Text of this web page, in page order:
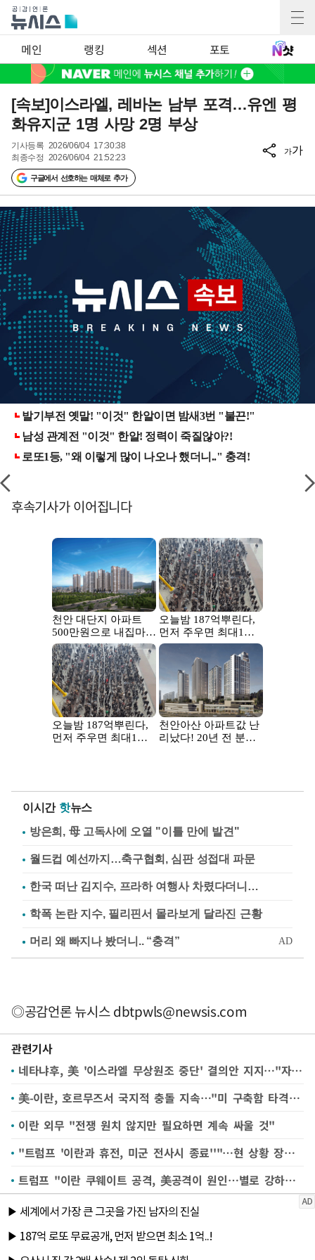
메인 랭킹 섹션 포토
[속보]이스라엘, 레바논 남부 포격…유엔 평
화유지군 1명 사망 2명 부상
기사등록 2026/06/04 17:30:38
최종수정 2026/06/04 21:52:23
구글에서 선호하는 매체로 추가
가가
후속기사가 이어집니다
이시간 핫뉴스
방은희, 母 고독사에 오열 "이틀 만에 발견"
월드컵 예선까지…축구협회, 심판 성접대 파문
한국 떠난 김지수, 프라하 여행사 차렸다더니…
학폭 논란 지수, 필리핀서 몰라보게 달라진 근황
◎공감언론 뉴시스dbtpwls@newsis.com
관련기사
네타냐후, 美 '이스라엘 무상원조 중단' 결의안 지지…"자립할것"
美-이란, 호르무즈서 국지적 충돌 지속…"미 구축함 타격" 진위공방
이란 외무 "전쟁 원치 않지만 필요하면 계속 싸울 것"
"트럼프 '이란과 휴전, 미군 전사시 종료''"…현 상황 장기화될듯(종합)
트럼프 "이란 쿠웨이트 공격, 美공격이 원인…별로 강하지 않아"